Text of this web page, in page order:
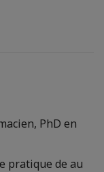
PhD en
pratique de au